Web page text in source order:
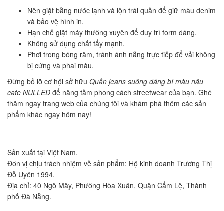
Nên giặt bằng nước lạnh và lộn trái quần để giữ màu denim
và bảo vệ hình in.
Hạn chế giặt máy thường xuyên để duy trì form dáng.
Không sử dụng chất tẩy mạnh.
Phơi trong bóng râm, tránh ánh nắng trực tiếp để vải không
bị cứng và phai màu.
Đừng bỏ lỡ cơ hội sở hữu Quần jeans suông dáng bí màu nâu
cafe NULLED để nâng tầm phong cách streetwear của bạn. Ghé
thăm ngay trang web của chúng tôi và khám phá thêm các sản
phẩm khác ngay hôm nay!
Sản xuất tại Việt Nam.
Đơn vị chịu trách nhiệm về sản phẩm: Hộ kinh doanh Trương Thị
Đỗ Uyên 1994.
Địa chỉ: 40 Ngô Mây, Phường Hòa Xuân, Quận Cẩm Lệ, Thành
phố Đà Nẵng.